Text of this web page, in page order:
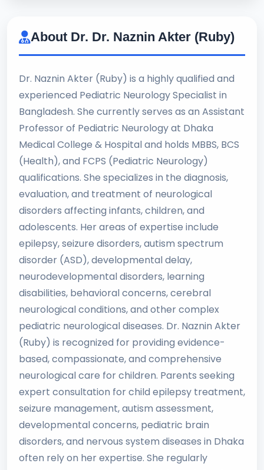
About Dr. Dr. Naznin Akter (Ruby)
Dr. Naznin Akter (Ruby) is a highly qualified and
experienced Pediatric Neurology Specialist in
Bangladesh. She currently serves as an Assistant
Professor of Pediatric Neurology at Dhaka
Medical College & Hospital and holds MBBS, BCS
(Health), and FCPS (Pediatric Neurology)
qualifications. She specializes in the diagnosis,
evaluation, and treatment of neurological
disorders affecting infants, children, and
adolescents. Her areas of expertise include
epilepsy, seizure disorders, autism spectrum
disorder (ASD), developmental delay,
neurodevelopmental disorders, learning
disabilities, behavioral concerns, cerebral
neurological conditions, and other complex
pediatric neurological diseases. Dr. Naznin Akter
(Ruby) is recognized for providing evidence-
based, compassionate, and comprehensive
neurological care for children. Parents seeking
expert consultation for child epilepsy treatment,
seizure management, autism assessment,
developmental concerns, pediatric brain
disorders, and nervous system diseases in Dhaka
often rely on her expertise. She regularly